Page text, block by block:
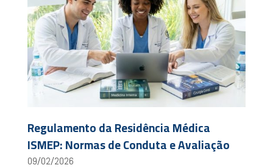
Regulamento da Residência Médica
ISMEP: Normas de Conduta e Avaliação
09/02/2026